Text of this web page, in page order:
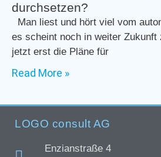
durchsetzen?
Man liest und hört viel vom
es scheint noch in weiter Zukunft
jetzt erst die Pläne für
Read More »
LOGO consult AG
Enzianstraße 4